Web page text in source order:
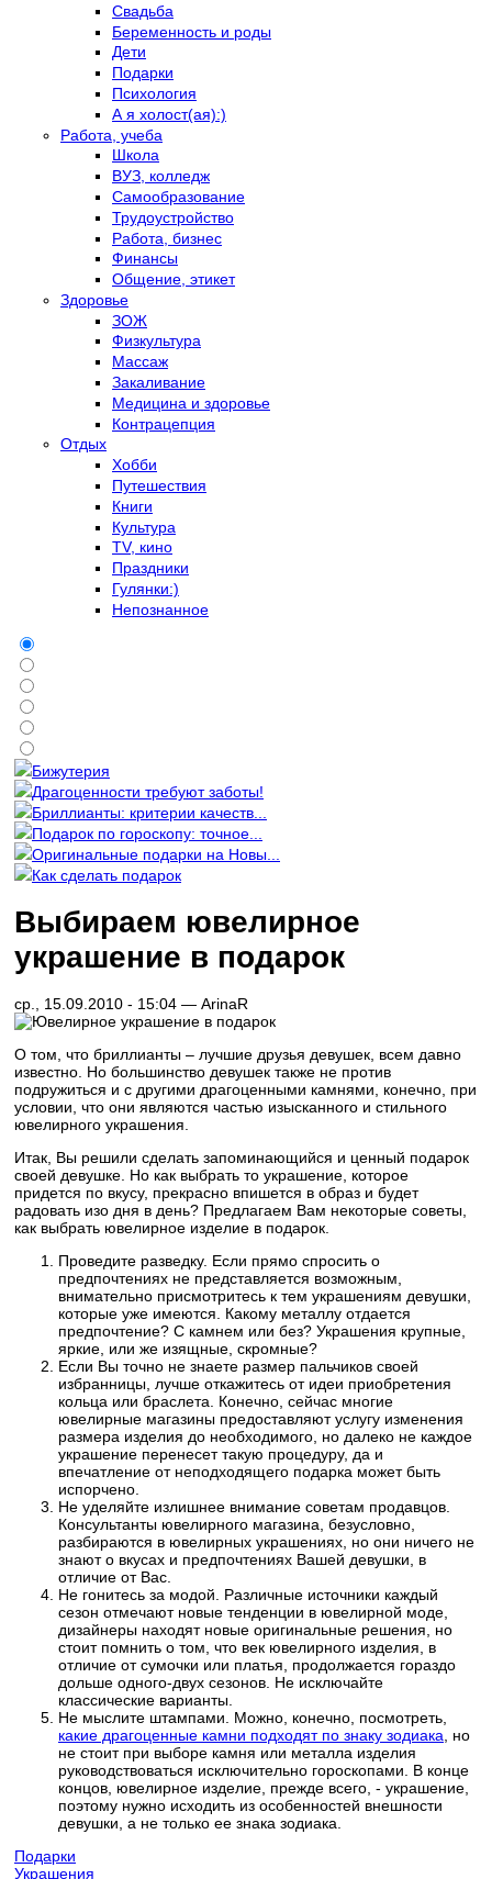
Свадьба
Беременность и роды
Дети
Подарки
Психология
А я холост(ая):)
Работа, учеба
Школа
ВУЗ, колледж
Самообразование
Трудоустройство
Работа, бизнес
Финансы
Общение, этикет
Здоровье
ЗОЖ
Физкультура
Массаж
Закаливание
Медицина и здоровье
Контрацепция
Отдых
Хобби
Путешествия
Книги
Культура
TV, кино
Праздники
Гулянки:)
Непознанное
Бижутерия
Драгоценности требуют заботы!
Бриллианты: критерии качеств...
Подарок по гороскопу: точное...
Оригинальные подарки на Новы...
Как сделать подарок
Выбираем ювелирное
украшение в подарок
ср., 15.09.2010 - 15:04 — ArinaR
О том, что бриллианты – лучшие друзья девушек, всем давно
известно. Но большинство девушек также не против
подружиться и с другими драгоценными камнями, конечно, при
условии, что они являются частью изысканного и стильного
ювелирного украшения.
Итак, Вы решили сделать запоминающийся и ценный подарок
своей девушке. Но как выбрать то украшение, которое
придется по вкусу, прекрасно впишется в образ и будет
радовать изо дня в день? Предлагаем Вам некоторые советы,
как выбрать ювелирное изделие в подарок.
Проведите разведку. Если прямо спросить о
предпочтениях не представляется возможным,
внимательно присмотритесь к тем украшениям девушки,
которые уже имеются. Какому металлу отдается
предпочтение? С камнем или без? Украшения крупные,
яркие, или же изящные, скромные?
Если Вы точно не знаете размер пальчиков своей
избранницы, лучше откажитесь от идеи приобретения
кольца или браслета. Конечно, сейчас многие
ювелирные магазины предоставляют услугу изменения
размера изделия до необходимого, но далеко не каждое
украшение перенесет такую процедуру, да и
впечатление от неподходящего подарка может быть
испорчено.
Не уделяйте излишнее внимание советам продавцов.
Консультанты ювелирного магазина, безусловно,
разбираются в ювелирных украшениях, но они ничего не
знают о вкусах и предпочтениях Вашей девушки, в
отличие от Вас.
Не гонитесь за модой. Различные источники каждый
сезон отмечают новые тенденции в ювелирной моде,
дизайнеры находят новые оригинальные решения, но
стоит помнить о том, что век ювелирного изделия, в
отличие от сумочки или платья, продолжается гораздо
дольше одного-двух сезонов. Не исключайте
классические варианты.
Не мыслите штампами. Можно, конечно, посмотреть,
какие драгоценные камни подходят по знаку зодиака, но
не стоит при выборе камня или металла изделия
руководствоваться исключительно гороскопами. В конце
концов, ювелирное изделие, прежде всего, - украшение,
поэтому нужно исходить из особенностей внешности
девушки, а не только ее знака зодиака.
Подарки
Украшения